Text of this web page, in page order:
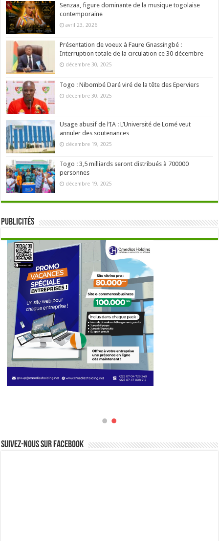
Senzaa, figure dominante de la musique togolaise
contemporaine
avril 23, 2026
Présentation de voeux à Faure Gnassingbé :
Interruption totale de la circulation ce 30 décembre
décembre 30, 2025
Togo : Nibombé Daré viré de la tête des Eperviers
décembre 30, 2025
Usage abusif de l’IA : L’Université de Lomé veut
annuler des soutenances
décembre 19, 2025
Togo : 3,5 milliards seront distribués à 700000
personnes
décembre 19, 2025
Publicités
Suivez-nous sur Facebook